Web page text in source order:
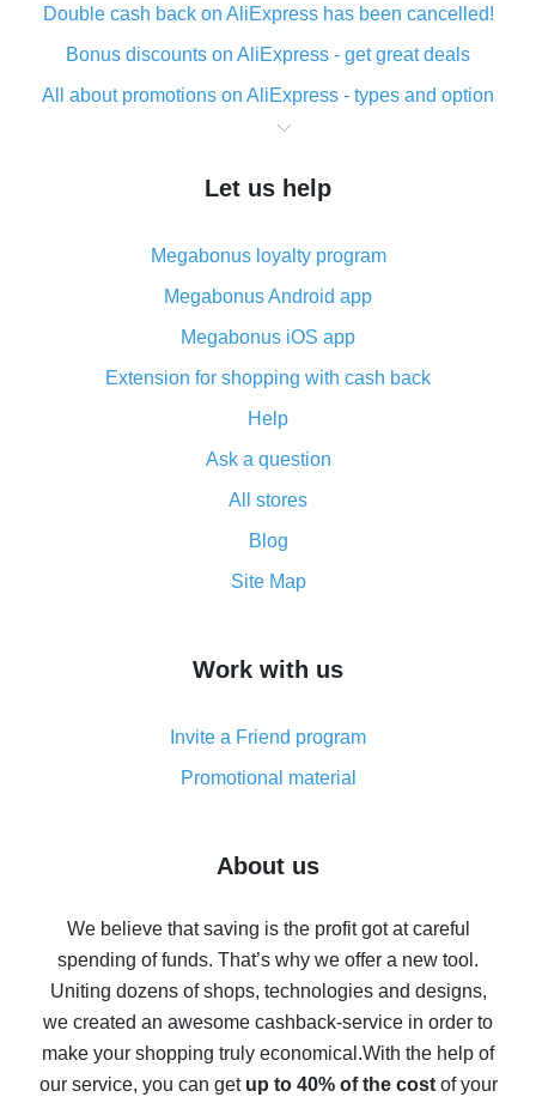
Double cash back on AliExpress has been cancelled!
Bonus discounts on AliExpress - get great deals
All about promotions on AliExpress - types and option
What is cash back when making purchases on
The best place to download cash back for AliExpress
What is the AliExpress cash back plugin and what are
its advantages
Cash back from the AliExpress mobile app -
advantages of the plugin
Double cash back on AliExpress has been cancelled!
How to use cash back on AliExpress - short manual
All about how cash back works on AliExpress
and what it does
How to get the most cash back on AliExpress -
simple methods
8% cash back on AliExpress - saving real money is a
real thing
Five ways to get the most cash back on AliExpress
back
10% cash back on AliExpress - the impossible is
possible
The best cash back on AliExpress - how to find it
The best cash back service for AliExpress - let's
compare offers
Let us help
Megabonus loyalty program
Megabonus Android app
Megabonus iOS app
Extension for shopping with cash back
Help
Ask a question
All stores
Blog
Site Map
Work with us
Invite a Friend program
Promotional material
About us
We believe that saving is the profit got at careful
spending of funds. That’s why we offer a new tool.
Uniting dozens of shops, technologies and designs,
we created an awesome cashback-service in order to
make your shopping truly economical.With the help of
our service, you can get up to 40% of the costof your